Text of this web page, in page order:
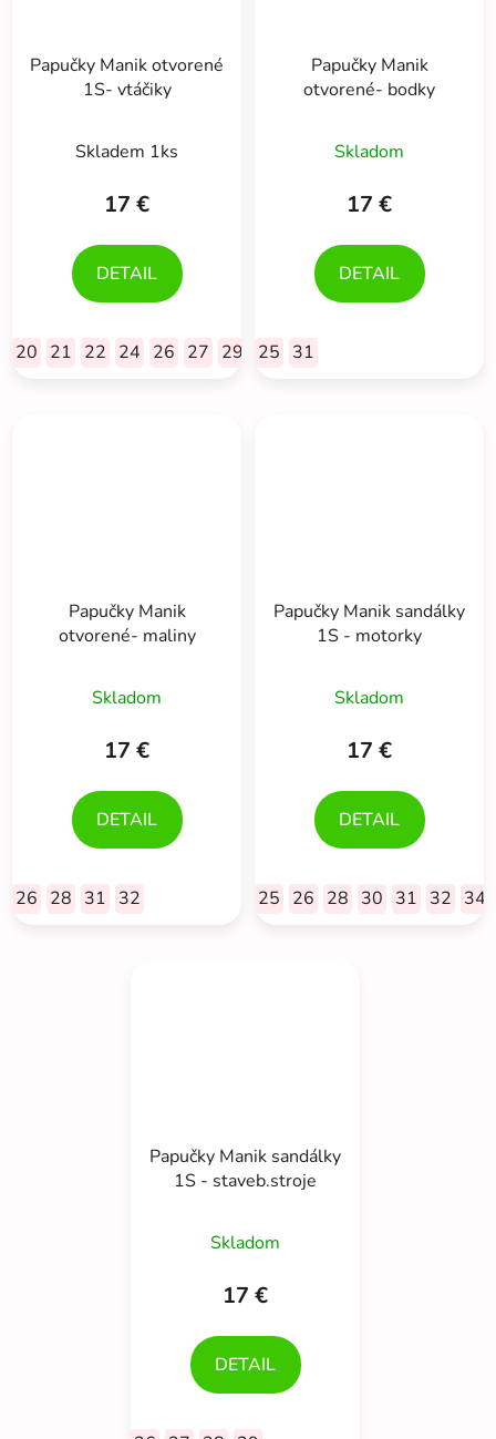
Papučky Manik otvorené
1S- vtáčiky
Skladem 1ks
17 €
DETAIL
20 21 22 24 26 27 29 30 32
Papučky Manik
otvorené- bodky
Skladom
17 €
DETAIL
25 31
Papučky Manik
otvorené- maliny
Skladom
17 €
DETAIL
26 28 31 32
Papučky Manik sandálky
1S - motorky
Skladom
17 €
DETAIL
25 26 28 30 31 32 34
Papučky Manik sandálky
1S - staveb.stroje
Skladom
17 €
DETAIL